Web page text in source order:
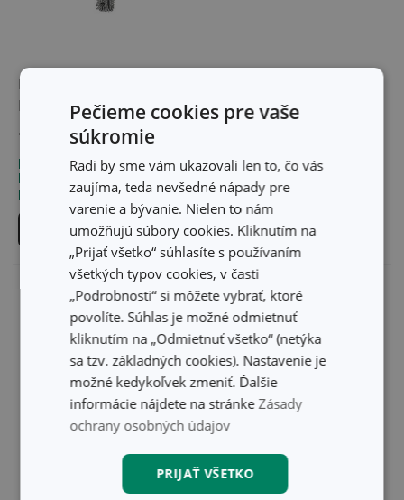
Pružná prachovka
ProfiMATE
13,20 €
Dostupné v eshope
Môžete mať ihneď v 31
predajniach
Do košíka
ProfiMATE
Dostupné v eshope
Môžete mať ihneď v 30
predajniach
Do košíka
Pečieme cookies pre vaše
súkromie
Radi by sme vám ukazovali len to, čo vás
zaujíma, teda nevšedné nápady pre
varenie a bývanie. Nielen to nám
umožňujú súbory cookies. Kliknutím na
„Prijať všetko“ súhlasíte s používaním
všetkých typov cookies, v časti
„Podrobnosti“ si môžete vybrať, ktoré
povolíte. Súhlas je možné odmietnuť
kliknutím na „Odmietnuť všetko“ (netýka
sa tzv. základných cookies). Nastavenie je
možné kedykoľvek zmeniť. Ďalšie
informácie nájdete na stránkeZásady
ochrany osobných údajov
PRIJAŤ VŠETKO